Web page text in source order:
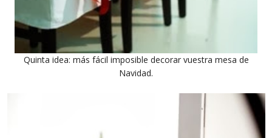
Quinta idea: más fácil imposible decorar vuestra mesa de
Navidad.